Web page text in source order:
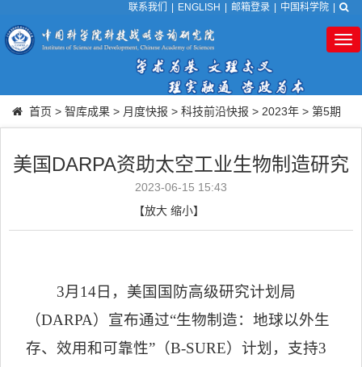
联系我们 ENGLISH 邮箱登录 中国科学院
首页 > 智库成果 > 月度快报 > 科技前沿快报 > 2023年 > 第5期
美国DARPA资助太空工业生物制造研究
2023-06-15 15:43
【放大 缩小】
3月 14日，美国国防高级研究计划局
（DARPA）宣布通过“生物制造：地球以外生
存、效用和可靠性” （B-SURE）计划，支持3